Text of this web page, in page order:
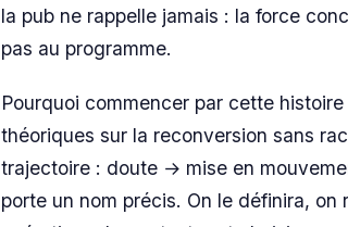
la pub ne rappelle jamais : la force
pas au programme.
Pourquoi commencer par cette
théoriques sur la reconversion sans
trajectoire : doute → mise en
porte un nom précis. On le définira,